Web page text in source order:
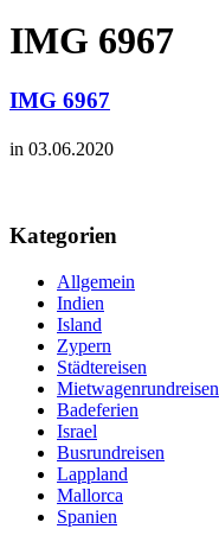
IMG 6967
IMG 6967
in 03.06.2020
Kategorien
Allgemein
Indien
Island
Zypern
Städtereisen
Mietwagenrundreisen
Badeferien
Israel
Busrundreisen
Lappland
Mallorca
Spanien